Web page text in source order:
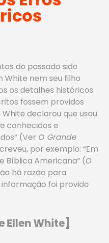
do passado sido
White nem seu filho
os detalhes históricos
fossem providos
declarou que usou
conhecidos e
(Ver O Grande
por exemplo: “Em
Bíblica Americana” (O
há razão para
foi provido
Ellen White]